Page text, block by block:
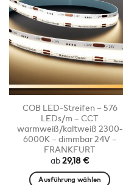
Varianten
auf.
Die
Optionen
können
auf
der
Produktseite
gewählt
werden
COB LED-Streifen – 576
LEDs/m – CCT
warmweiß/kaltweiß 2300-
6000K – dimmbar 24V –
FRANKFURT
ab29,18€
Ausführung wählen